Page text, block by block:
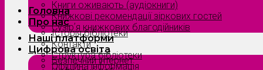
Головна
Про нас
Історія бібліотеки
Контакти
Структура бібліотеки
Офіційна інформація
Книги оживають (аудіокниги)
Книжкові рекомендації зіркових гостей
Сузірʼя книжкових благодійників
Наші платформи
Цифрова освіта
Безпечний інтернет